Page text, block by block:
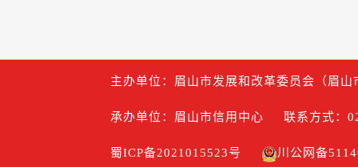
主办单位：眉山市发展和改革委员会（眉
承办单位：眉山市信用中心 联系方式：
蜀ICP备2021015523号 川公网备